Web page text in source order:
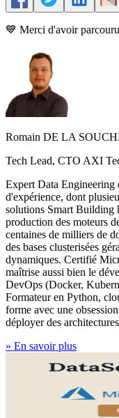
💙 Merci d'avoir
Romain DE LA
Tech Lead, CTO AXI
Expert Data Engineering
d'expérience, dont
solutions Smart Building
production des moteurs
centaines de milliers de
des bases clusterisées
dynamiques. Certifié
maîtrise aussi bien le
DevOps (Docker,
Formateur en Python,
forme avec une
déployer des
» En savoir plus